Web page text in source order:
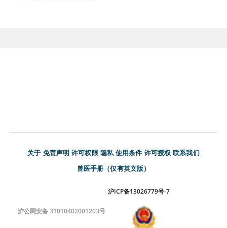
关于 免责声明 许可权限 隐私 使用条件 许可授权 联系我们
兽医手册（仅有英文版）
沪ICP备13026779号-7
沪公网安备 31010402001203号